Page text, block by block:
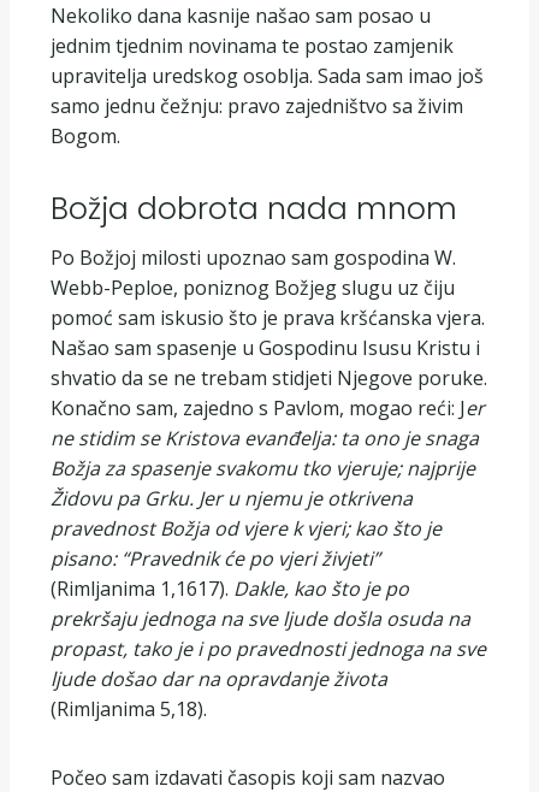
Nekoliko dana kasnije našao sam posao u
jednim tjednim novinama te postao zamjenik
upravitelja uredskog osoblja. Sada sam imao još
samo jednu čežnju: pravo zajedništvo sa živim
Bogom.
Božja dobrota nada mnom
Po Božjoj milosti upoznao sam gospodina W.
Webb-Peploe, poniznog Božjeg slugu uz čiju
pomoć sam iskusio što je prava kršćanska vjera.
Našao sam spasenje u Gospodinu Isusu Kristu i
shvatio da se ne trebam stidjeti Njegove poruke.
Konačno sam, zajedno s Pavlom, mogao reći: Jer
ne stidim se Kristova evanđelja: ta ono je snaga
Božja za spasenje svakomu tko vjeruje; najprije
Židovu pa Grku. Jer u njemu je otkrivena
pravednost Božja od vjere k vjeri; kao što je
pisano: “Pravednik će po vjeri živjeti”
(Rimljanima 1,1617). Dakle, kao što je po
prekršaju jednoga na sve ljude došla osuda na
propast, tako je i po pravednosti jednoga na sve
ljude došao dar na opravdanje života
(Rimljanima 5,18).
Počeo sam izdavati časopis koji sam nazvao